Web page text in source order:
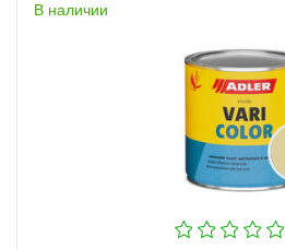
В наличии